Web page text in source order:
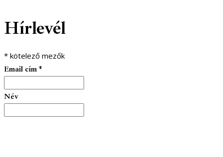
Hírlevél
* kötelező mezők
Email cím *
Név